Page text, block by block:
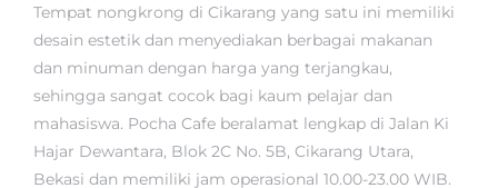
Tempat nongkrong di Cikarang yang satu ini memiliki
desain estetik dan menyediakan berbagai makanan
dan minuman dengan harga yang terjangkau,
sehingga sangat cocok bagi kaum pelajar dan
mahasiswa. Pocha Cafe beralamat lengkap di Jalan Ki
Hajar Dewantara, Blok 2C No. 5B, Cikarang Utara,
Bekasi dan memiliki jam operasional 10.00-23.00 WIB.